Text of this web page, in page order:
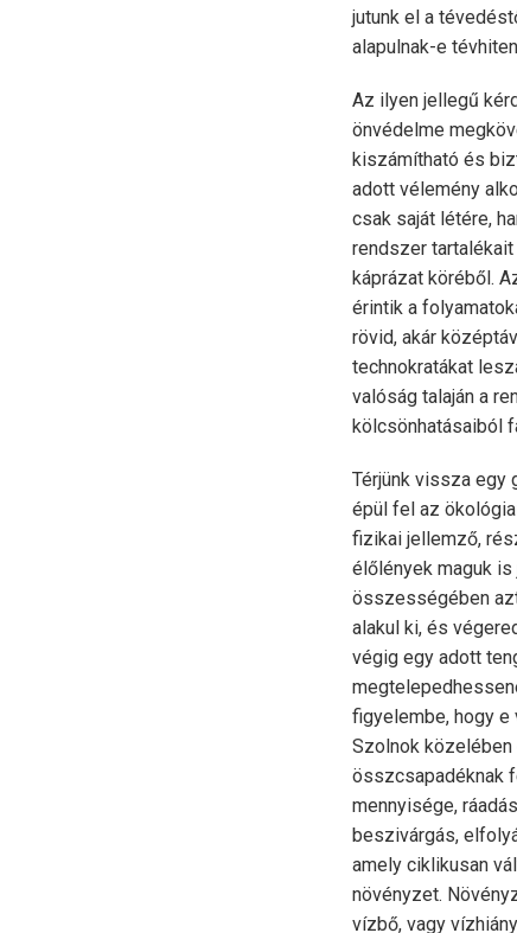
jutunk el a
alapulnak-e
Az ilyen jellegű
önvédelme
kiszámítható és
adott vélemény
csak saját létére,
rendszer
káprázat köréből.
érintik a
rövid, akár
technokratákat
valóság talaján a
kölcsönhatásaiból
Térjünk vissza egy
épül fel az
fizikai jellemző,
élőlények maguk
összességében
alakul ki, és
végig egy adott
figyelembe, hogy e
Szolnok
összcsapadéknak
mennyisége,
beszivárgás,
amely ciklikusan
növényzet.
vízbő, vagy